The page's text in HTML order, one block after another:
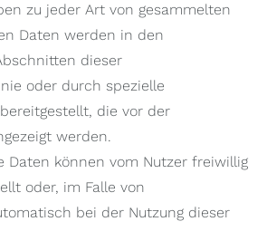
zu jeder Art von gesammelten
Daten werden in den
dieser
oder durch spezielle
die vor der
werden.
Daten können vom Nutzer freiwillig
oder, im Falle von
bei der Nutzung dieser